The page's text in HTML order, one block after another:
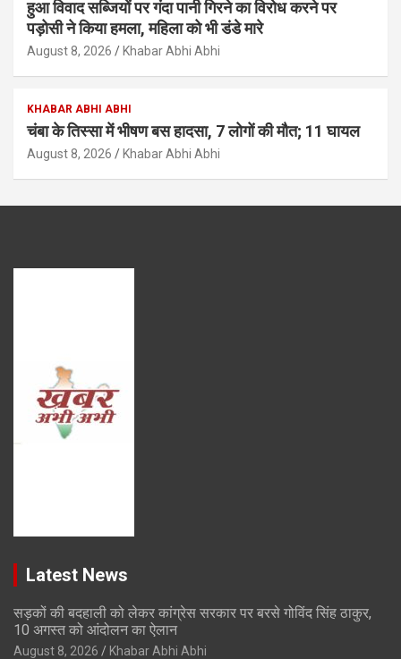
हुआ विवाद सब्जियों पर गंदा पानी गिरने का विरोध करने पर
पड़ोसी ने किया हमला, महिला को भी डंडे मारे
August 8, 2026 Khabar Abhi Abhi
KHABAR ABHI ABHI
चंबा के तिस्सा में भीषण बस हादसा, 7 लोगों की मौत; 11 घायल
August 8, 2026 Khabar Abhi Abhi
Latest News
सड़कों की बदहाली को लेकर कांग्रेस सरकार पर बरसे गोविंद सिंह ठाकुर,
10 अगस्त को आंदोलन का ऐलान
August 8, 2026 Khabar Abhi Abhi